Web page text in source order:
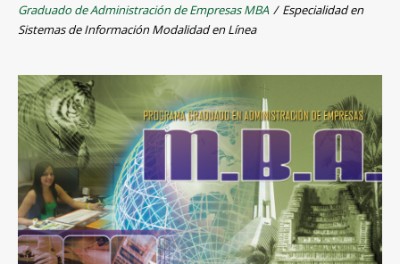
Graduado de Administración de Empresas MBA / Especialidad en
Sistemas de Información Modalidad en Línea